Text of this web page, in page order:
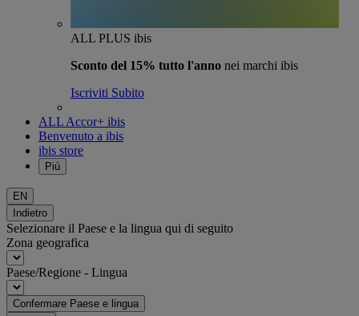
ALL PLUS ibis
Sconto del 15% tutto l'anno nei marchi ibis
Iscriviti Subito
ALL Accor+ ibis
Benvenuto a ibis
ibis store
Più
EN
Indietro
Selezionare il Paese e la lingua qui di seguito
Zona geografica
Paese/Regione - Lingua
Confermare Paese e lingua